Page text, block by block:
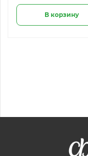
В корзину